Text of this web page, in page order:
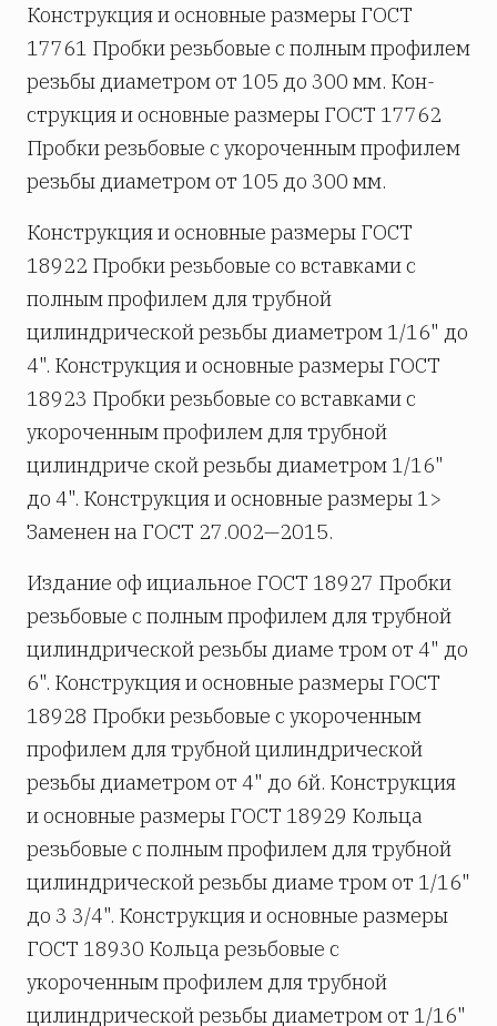
Конструкция и основные размеры ГОСТ
17761 Пробки резьбовые с полным профилем
резьбы диаметром от 105 до 300 мм. Кон­
струкция и основные размеры ГОСТ 17762
Пробки резьбовые с укороченным профилем
резьбы диаметром от 105 до 300 мм.
Конструкция и основные размеры ГОСТ
18922 Пробки резьбовые со вставками с
полным профилем для трубной
цилиндрической резьбы диаметром 1/16" до
4". Конструкция и основные размеры ГОСТ
18923 Пробки резьбовые со вставками с
укороченным профилем для трубной
цилиндриче­ ской резьбы диаметром 1/16"
до 4". Конструкция и основные размеры 1>
Заменен на ГОСТ 27.002—2015.
Издание оф ициальное ГОСТ 18927 Пробки
резьбовые с полным профилем для трубной
цилиндрической резьбы диаме­ тром от 4" до
6". Конструкция и основные размеры ГОСТ
18928 Пробки резьбовые с укороченным
профилем для трубной цилиндрической
резьбы диаметром от 4" до 6й. Конструкция
и основные размеры ГОСТ 18929 Кольца
резьбовые с полным профилем для трубной
цилиндрической резьбы диаме­ тром от 1/16"
до 3 3/4". Конструкция и основные размеры
ГОСТ 18930 Кольца резьбовые с
укороченным профилем для трубной
цилиндрической резьбы диаметром от 1/16"